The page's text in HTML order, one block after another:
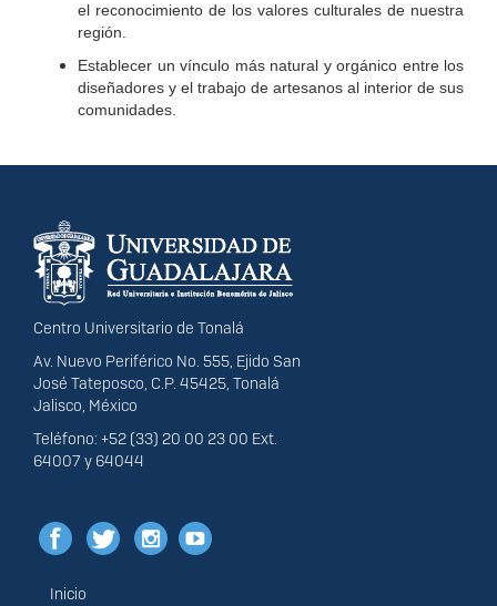
el reconocimiento de los valores culturales de nuestra
región.
Establecer un vínculo más natural y orgánico entre los
diseñadores y el trabajo de artesanos al interior de sus
comunidades.
Información del
portal
Centro Universitario de Tonalá
Av. Nuevo Periférico No. 555, Ejido San
José Tateposco, C.P. 45425, Tonalá
Jalisco, México
Teléfono: +52 (33) 20 00 23 00 Ext.
64007 y 64044
Inicio